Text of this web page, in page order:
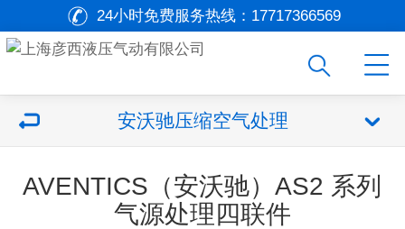
24小时免费服务热线： 17717366569
安沃驰压缩空气处理
AVENTICS（安沃驰）AS2 系列
气源处理四联件